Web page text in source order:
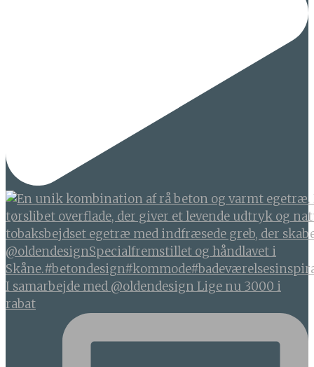
I samarbejde med @oldendesign Lige nu 3000 i
rabat